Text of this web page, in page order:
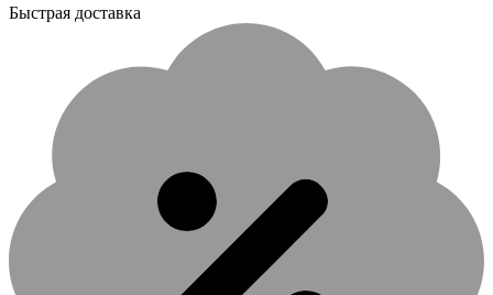
Быстрая доставка